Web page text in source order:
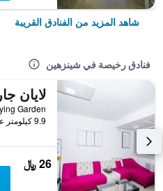
شاهد المزيد من الفنادق القريبة
فنادق رخيصة في شينزهين
9.9 كيلومتر عن وسط المدينة
26 ﷼